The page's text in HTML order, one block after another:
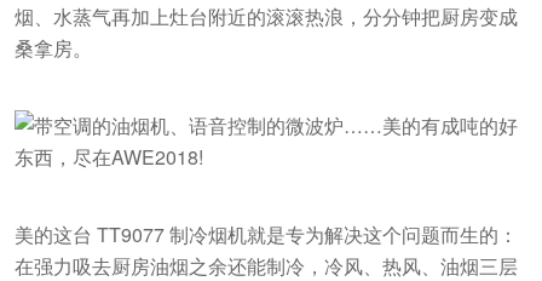
烟、水蒸气再加上灶台附近的滚滚热浪，分分钟把厨房变成
桑拿房。
美的这台 TT9077 制冷烟机就是专为解决这个问题而生的：
在强力吸去厨房油烟之余还能制冷，冷风、热风、油烟三层